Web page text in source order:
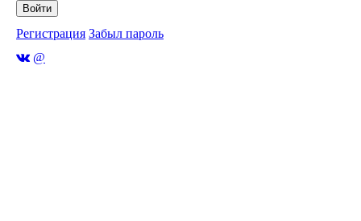
Войти
Регистрация Забыл пароль
@